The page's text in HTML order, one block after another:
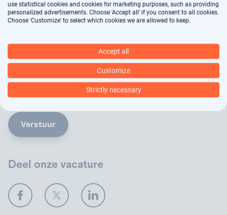
Jouw gegevens worden gebruikt voor
arbeidsbemiddeling, dit vindt deels geautomatiseerd
plaats. In onsprivacy statementkun je nalezen hoe
wij jouw gegevens verwerken.
Verstuur
Deel onze vacature
FacebookTwitter LinkedIn
use statistical cookies and cookies for marketing purposes, such as providing
personalized advertisements. Choose 'Accept all' if you consent to all cookies.
Choose 'Customize' to select which cookies we are allowed to keep.
Accept all
Customize
Strictly necessary